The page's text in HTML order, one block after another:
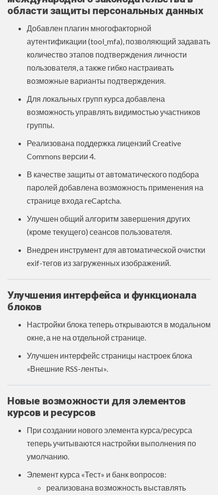
области защиты персональных данных
Добавлен плагин многофакторной
аутентификации (tool_mfa), позволяющий задавать
количество этапов подтверждения личности
пользователя, а также гибко настраивать
возможные варианты подтверждения.
Для локальных групп курса добавлена
возможность управлять видимостью участников
группы.
Реализована поддержка лицензий Creative
Commons версии 4.
В качестве защиты от автоматического подбора
паролей добавлена возможность применения на
странице входа reCaptcha.
Улучшен общий алгоритм завершения других
(кроме текущего) сеансов пользователя.
Внедрен инструмент для автоматической очистки
exif-тегов из загруженных изображений.
Улучшения интерфейса и функционала
блоков
Настройки блока теперь открываются в модальном
окне, а не на отдельной странице.
Улучшен интерфейс страницы настроек блока
«Внешние RSS-ленты».
Новые возможности для элементов
курсов и ресурсов
При создании нового элемента курса/ресурса
теперь учитываются настройки выполнения по
умолчанию.
Элемент курса «Тест» и банк вопросов:
реализована возможность выставлять